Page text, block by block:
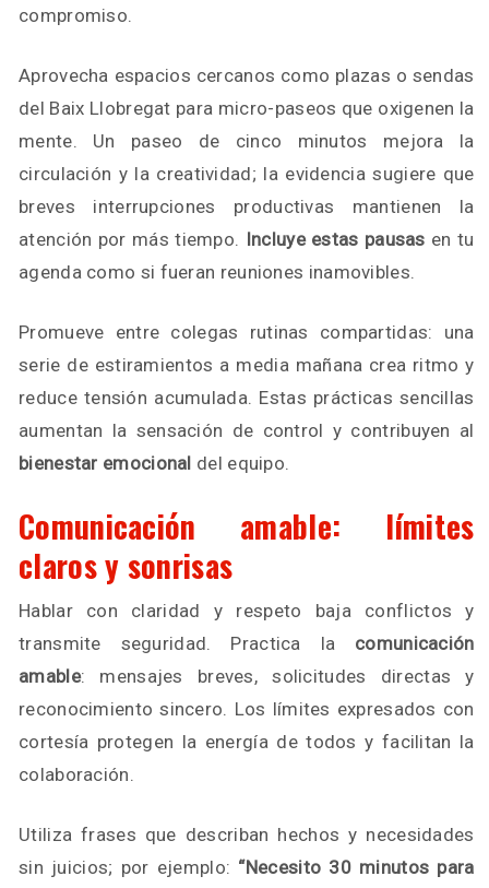
compromiso.
Aprovecha espacios cercanos como plazas o sendas
del Baix Llobregat para micro-paseos que oxigenen la
mente. Un paseo de cinco minutos mejora la
circulación y la creatividad; la evidencia sugiere que
breves interrupciones productivas mantienen la
atención por más tiempo. Incluye estas pausas en tu
agenda como si fueran reuniones inamovibles.
Promueve entre colegas rutinas compartidas: una
serie de estiramientos a media mañana crea ritmo y
reduce tensión acumulada. Estas prácticas sencillas
aumentan la sensación de control y contribuyen al
bienestar emocional del equipo.
Comunicación amable: límites
claros y sonrisas
Hablar con claridad y respeto baja conflictos y
transmite seguridad. Practica la comunicación
amable: mensajes breves, solicitudes directas y
reconocimiento sincero. Los límites expresados con
cortesía protegen la energía de todos y facilitan la
colaboración.
Utiliza frases que describan hechos y necesidades
sin juicios; por ejemplo: “Necesito 30 minutos para